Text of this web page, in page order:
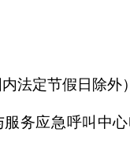
法定节假日除外
务应急呼叫中心